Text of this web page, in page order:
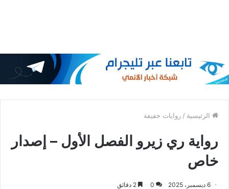
الرئيسية / روايات خفيفة
رواية ري زيرو الفصل الأول – إصدار
خاص
6 ديسمبر، 2025 0